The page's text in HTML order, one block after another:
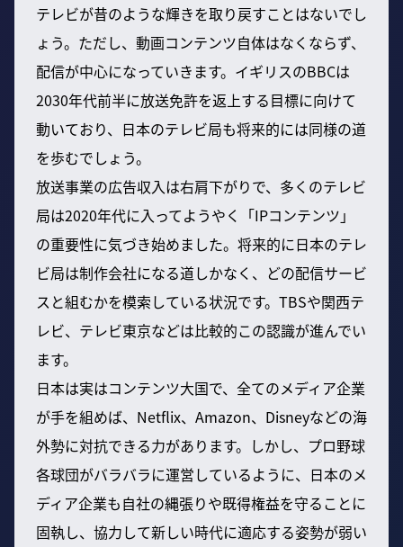
テレビが昔のような輝きを取り戻すことはないでし
ょう。ただし、動画コンテンツ自体はなくならず、
配信が中心になっていきます。イギリスのBBCは
2030年代前半に放送免許を返上する目標に向けて
動いており、日本のテレビ局も将来的には同様の道
を歩むでしょう。
放送事業の広告収入は右肩下がりで、多くのテレビ
局は2020年代に入ってようやく「IPコンテンツ」
の重要性に気づき始めました。将来的に日本のテレ
ビ局は制作会社になる道しかなく、どの配信サービ
スと組むかを模索している状況です。TBSや関西テ
レビ、テレビ東京などは比較的この認識が進んでい
ます。
日本は実はコンテンツ大国で、全てのメディア企業
が手を組めば、Netflix、Amazon、Disneyなどの海
外勢に対抗できる力があります。しかし、プロ野球
各球団がバラバラに運営しているように、日本のメ
ディア企業も自社の縄張りや既得権益を守ることに
固執し、協力して新しい時代に適応する姿勢が弱い